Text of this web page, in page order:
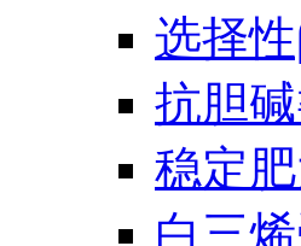
选择
抗胆
稳定
白三